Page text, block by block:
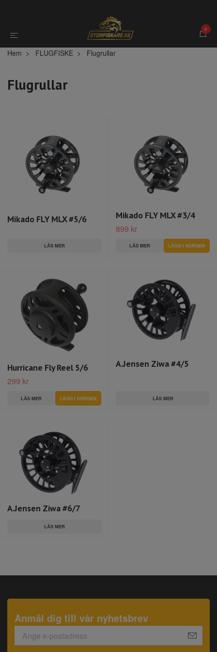
0
Hem FLUGFISKE Flugrullar
Flugrullar
Mikado FLY MLX #5/6
LÄS MER
Mikado FLY MLX #3/4
899 kr
LÄS MER
Hurricane Fly Reel 5/6
299 kr
LÄS MER
A.Jensen Ziwa #4/5
LÄS MER
A.Jensen Ziwa #6/7
LÄS MER
Anmäl dig till vår nyhetsbrev